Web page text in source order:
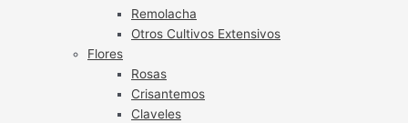
Remolacha
Otros Cultivos Extensivos
Flores
Rosas
Crisantemos
Claveles